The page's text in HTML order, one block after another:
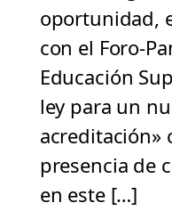
oportunidad,
con el Foro-
Educación
ley para un
acreditación»
presencia de
en este […]